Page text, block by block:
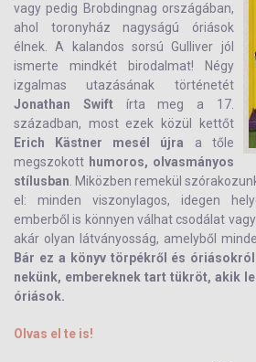
vagy pedig Brobdingnag országában,
ahol toronyház nagyságú óriások
élnek. A kalandos sorsú Gulliver jól
ismerte mindkét birodalmat! Négy
izgalmas utazásának történetét
Jonathan Swiftírta meg a 17.
században, most ezek közül kettőt
Erich Kästner mesél újra a tőle
megszokott humoros, olvasmányos
stílusban . Miközben remekül
el: minden viszonylagos, idegen
emberből is könnyen válhat csodálat
akár olyan látványosság, amelyből
Bár ez a könyv törpékről és
nekünk, embereknek tart tükröt, akik
óriások.
Olvas el te is!